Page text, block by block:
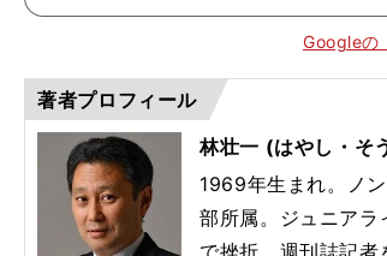
Googleの
著者プロフィール
林壮一 (はやし・そ
1969年生まれ。ノ
部所属。ジュニア
で挫折。週刊誌記
】、正